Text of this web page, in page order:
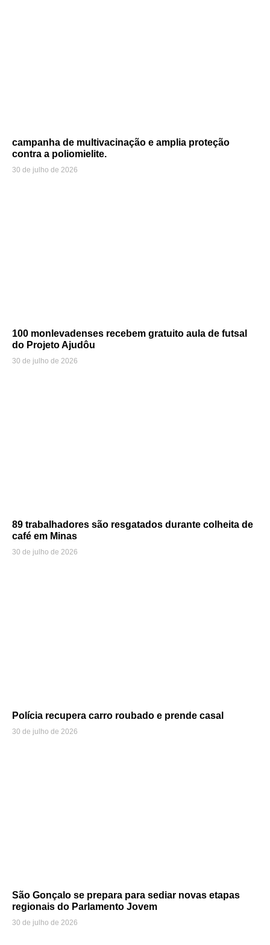
campanha de multivacinação e amplia proteção
contra a poliomielite.
30 de julho de 2026
100 monlevadenses recebem gratuito aula de futsal
do Projeto Ajudôu
30 de julho de 2026
89 trabalhadores são resgatados durante colheita de
café em Minas
30 de julho de 2026
Polícia recupera carro roubado e prende casal
30 de julho de 2026
São Gonçalo se prepara para sediar novas etapas
regionais do Parlamento Jovem
30 de julho de 2026